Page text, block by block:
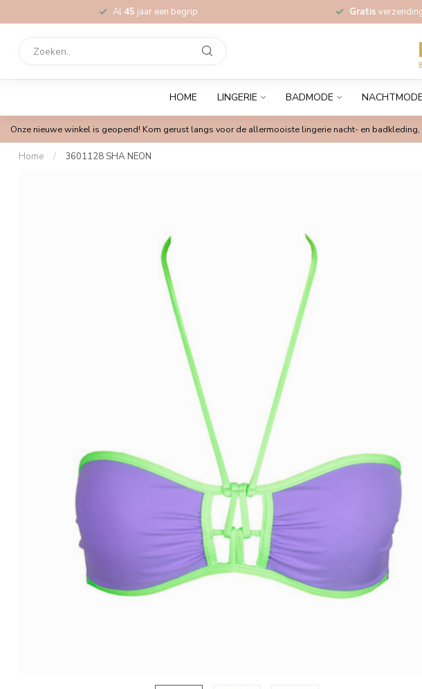
Al 45 jaar een begrip Gratis
HOME LINGERIE BADMODE NACHTMODE
Onze nieuwe winkel is geopend! Kom gerust langs voor de allermooiste lingerie nacht- en
Home / 3601128 SHA NEON